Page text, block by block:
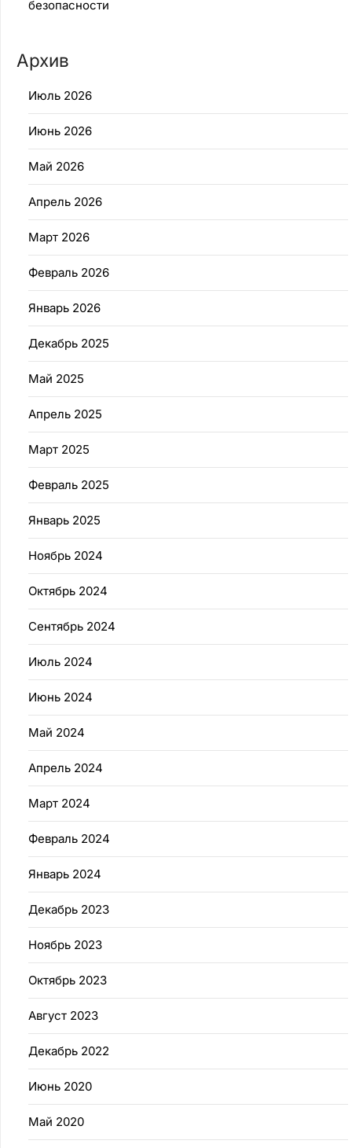
безопасности
Архив
Июль 2026
Июнь 2026
Май 2026
Апрель 2026
Март 2026
Февраль 2026
Январь 2026
Декабрь 2025
Май 2025
Апрель 2025
Март 2025
Февраль 2025
Январь 2025
Ноябрь 2024
Октябрь 2024
Сентябрь 2024
Июль 2024
Июнь 2024
Май 2024
Апрель 2024
Март 2024
Февраль 2024
Январь 2024
Декабрь 2023
Ноябрь 2023
Октябрь 2023
Август 2023
Декабрь 2022
Июнь 2020
Май 2020